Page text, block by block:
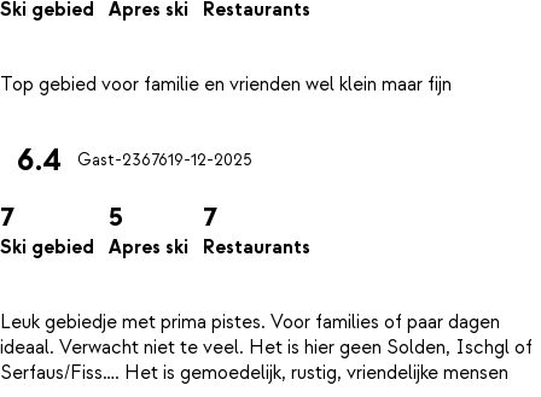
Ski gebied Apres ski Restaurants
6.4 Gast-2367619-12-2025
7
Ski gebied
5
Apres ski
7
Restaurants
Leuk gebiedje met prima pistes. Voor families of paar dagen
ideaal. Verwacht niet te veel. Het is hier geen Solden, Ischgl of